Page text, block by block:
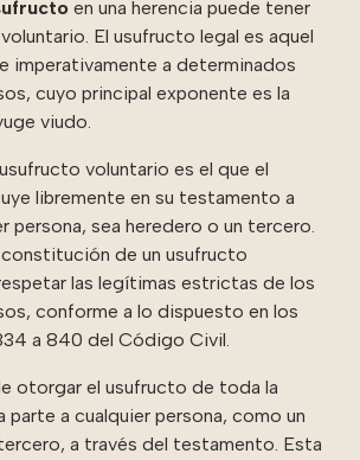
en una herencia puede tener
El usufructo legal es aquel
imperativamente a determinados
cuyo principal exponente es la
viudo.
voluntario es el que el
libremente en su testamento a
persona, sea heredero o un tercero.
de un usufructo
las legítimas estrictas de los
conforme a lo dispuesto en los
a 840 del Código Civil.
otorgar el usufructo de toda la
parte a cualquier persona, como un
a través del testamento. Esta